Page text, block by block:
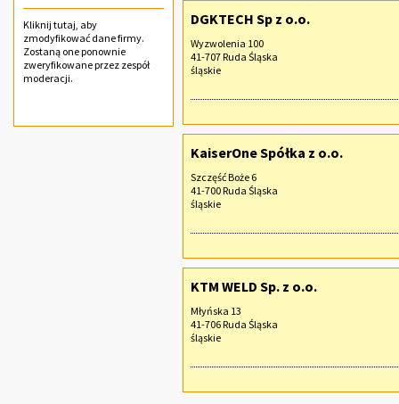
Kliknij tutaj, aby
zmodyfikować dane firmy.
Zostaną one ponownie
zweryfikowane przez zespół
moderacji.
DGKTECH Sp z o.o.
Wyzwolenia 100
41-707 Ruda Śląska
śląskie
KaiserOne Spółka z o.o.
Szczęść Boże 6
41-700 Ruda Śląska
śląskie
KTM WELD Sp. z o.o.
Młyńska 13
41-706 Ruda Śląska
śląskie